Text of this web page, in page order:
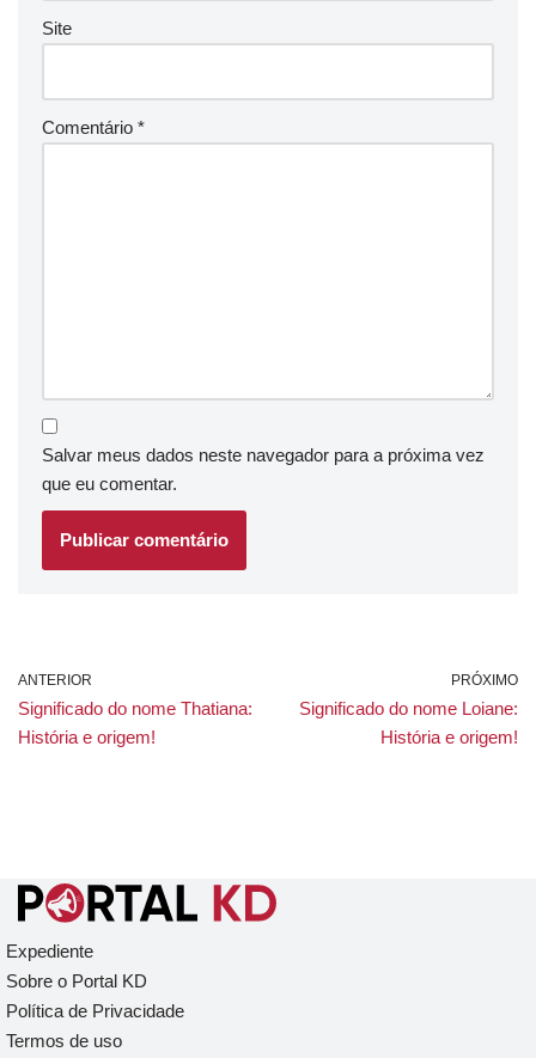
Site
Comentário *
Salvar meus dados neste navegador para a próxima vez
que eu comentar.
ANTERIOR
Significado do nome Thatiana:
História e origem!
PRÓXIMO
Significado do nome Loiane:
História e origem!
Expediente
Sobre o Portal KD
Política de Privacidade
Termos de uso